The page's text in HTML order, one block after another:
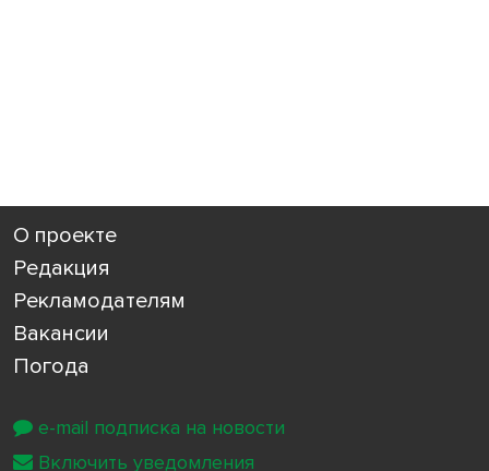
О проекте
Редакция
Рекламодателям
Вакансии
Погода
e-mail подписка на новости
Включить уведомления